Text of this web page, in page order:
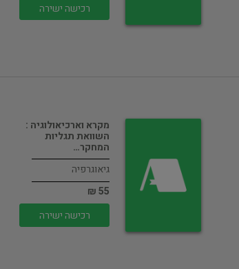
רכישה ישירה
מקרא וארכיאולוגיה :
השוואת תגליות
המחקר…
גיאוגרפיה
55 ₪
רכישה ישירה